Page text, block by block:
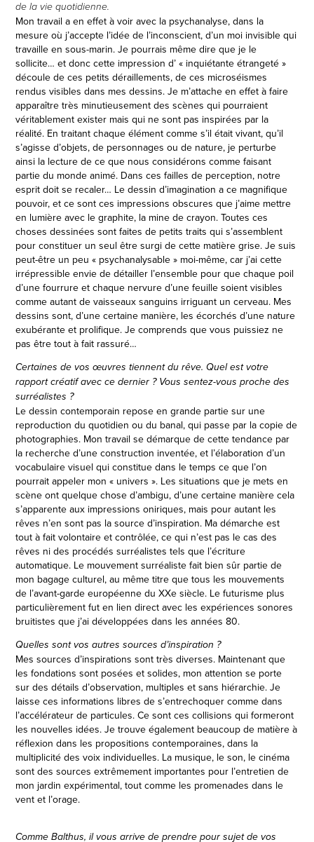
de la vie quotidienne.
Mon travail a en effet à voir avec la psychanalyse, dans la
mesure où j’accepte l’idée de l’inconscient, d’un moi invisible qui
travaille en sous-marin. Je pourrais même dire que je le
sollicite… et donc cette impression d’ « inquiétante étrangeté »
découle de ces petits déraillements, de ces microséismes
rendus visibles dans mes dessins. Je m’attache en effet à faire
apparaître très minutieusement des scènes qui pourraient
véritablement exister mais qui ne sont pas inspirées par la
réalité. En traitant chaque élément comme s’il était vivant, qu’il
s’agisse d’objets, de personnages ou de nature, je perturbe
ainsi la lecture de ce que nous considérons comme faisant
partie du monde animé. Dans ces failles de perception, notre
esprit doit se recaler… Le dessin d’imagination a ce magnifique
pouvoir, et ce sont ces impressions obscures que j’aime mettre
en lumière avec le graphite, la mine de crayon. Toutes ces
choses dessinées sont faites de petits traits qui s’assemblent
pour constituer un seul être surgi de cette matière grise. Je suis
peut-être un peu « psychanalysable » moi-même, car j’ai cette
irrépressible envie de détailler l’ensemble pour que chaque poil
d’une fourrure et chaque nervure d’une feuille soient visibles
comme autant de vaisseaux sanguins irriguant un cerveau. Mes
dessins sont, d’une certaine manière, les écorchés d’une nature
exubérante et prolifique. Je comprends que vous puissiez ne
pas être tout à fait rassuré…
Certaines de vos œuvres tiennent du rêve. Quel est votre
rapport créatif avec ce dernier ? Vous sentez-vous proche des
surréalistes ?
Le dessin contemporain repose en grande partie sur une
reproduction du quotidien ou du banal, qui passe par la copie de
photographies. Mon travail se démarque de cette tendance par
la recherche d’une construction inventée, et l’élaboration d’un
vocabulaire visuel qui constitue dans le temps ce que l’on
pourrait appeler mon « univers ». Les situations que je mets en
scène ont quelque chose d’ambigu, d’une certaine manière cela
s’apparente aux impressions oniriques, mais pour autant les
rêves n’en sont pas la source d’inspiration. Ma démarche est
tout à fait volontaire et contrôlée, ce qui n’est pas le cas des
rêves ni des procédés surréalistes tels que l’écriture
automatique. Le mouvement surréaliste fait bien sûr partie de
mon bagage culturel, au même titre que tous les mouvements
de l’avant-garde européenne du XXe siècle. Le futurisme plus
particulièrement fut en lien direct avec les expériences sonores
bruitistes que j’ai développées dans les années 80.
Quelles sont vos autres sources d’inspiration ?
Mes sources d’inspirations sont très diverses. Maintenant que
les fondations sont posées et solides, mon attention se porte
sur des détails d’observation, multiples et sans hiérarchie. Je
laisse ces informations libres de s’entrechoquer comme dans
l’accélérateur de particules. Ce sont ces collisions qui formeront
les nouvelles idées. Je trouve également beaucoup de matière à
réflexion dans les propositions contemporaines, dans la
multiplicité des voix individuelles. La musique, le son, le cinéma
sont des sources extrêmement importantes pour l’entretien de
mon jardin expérimental, tout comme les promenades dans le
vent et l’orage.
Comme Balthus, il vous arrive de prendre pour sujet de vos